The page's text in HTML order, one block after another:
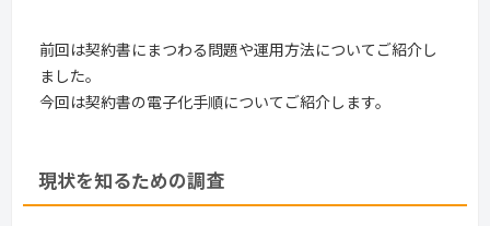
前回は契約書にまつわる問題や運用方法についてご紹介し
ました。
今回は契約書の電子化手順についてご紹介します。
現状を知るための調査